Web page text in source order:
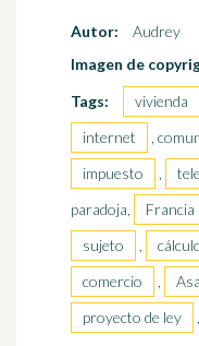
Autor:
Audrey
Imagen de
Tags:
vivienda
internet
,
impuesto
,
paradoja,
Francia
sujeto
,
comercio
,
proyecto de ley
,